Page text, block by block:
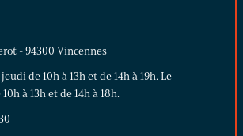
- 94300 Vincennes
de 10h à 13h et de 14h à 19h. Le
à 13h et de 14h à 18h.